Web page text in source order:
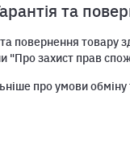
та
повернення товару
"Про захист прав
про умови обміну